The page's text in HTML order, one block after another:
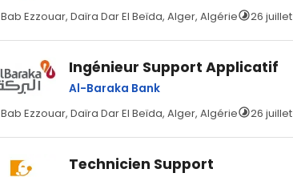
Bab Ezzouar, Daïra Dar El Beïda, Alger, Algérie
26 juillet
Ingénieur Support Applicatif
Al-Baraka Bank
Bab Ezzouar, Daïra Dar El Beïda, Alger, Algérie
26 juillet
Technicien Support